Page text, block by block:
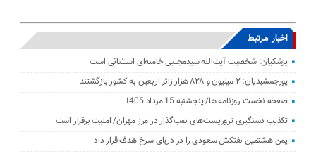
اخبار مرتبط
پزشکیان: شخصیت آیت‌الله سیدمجتبی خامنه‌ای استثنائی است
پورجمشیدیان: ۲ میلیون و ۸۲۸ هزار زائر اربعین به کشور بازگشتند
صفحه نخست روزنامه ها/ پنجشنبه 15 مرداد 1405
تکذیب دستگیری تروریست‌های بمب‌گذار در مرز مهران/ امنیت برقرار است
یمن هشتمین نفتکش سعودی را در دریای سرخ هدف قرار داد